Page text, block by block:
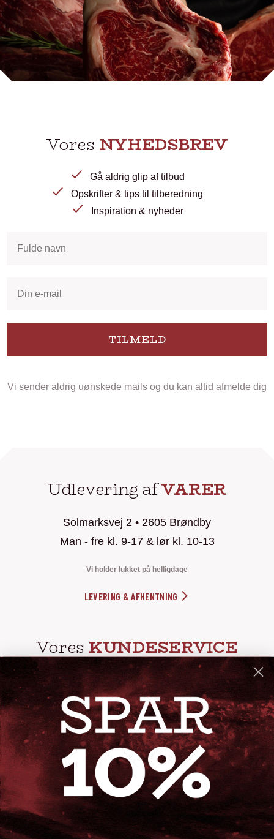
Vores NYHEDSBREV
Gå aldrig glip af tilbud
Opskrifter & tips til tilberedning
Inspiration & nyheder
TILMELD
Vi sender aldrig uønskede mails og du kan altid afmelde dig
Udlevering afVARER
Solmarksvej 2 • 2605 Brøndby
Man - fre kl. 9-17 & lør kl. 10-13
Vi holder lukket på helligdage
LEVERING & AFHENTNING
Vores KUNDESERVICE
info@steak-out.dk
+45 53644030
Telefontid: man - fre kl. 10-15
GENVEJE